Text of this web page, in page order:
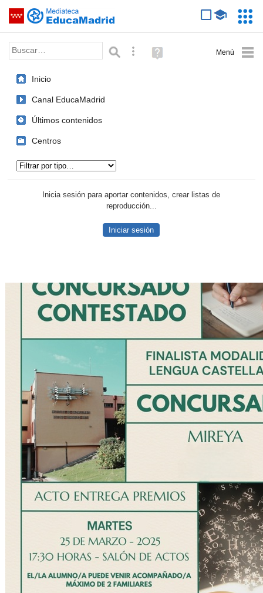
Saltar navegación
Palabra o frase: Búsqueda avanzada
Ayuda
(en
Inicio
Canal EducaMadrid
Últimos contenidos
Centros
Inicia sesión para aportar contenidos, crear listas de
reproducción...
Iniciar sesión